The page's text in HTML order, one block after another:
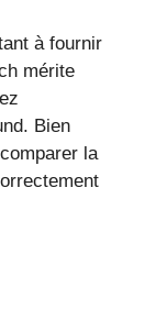
à fournir
mérite
Bien
la